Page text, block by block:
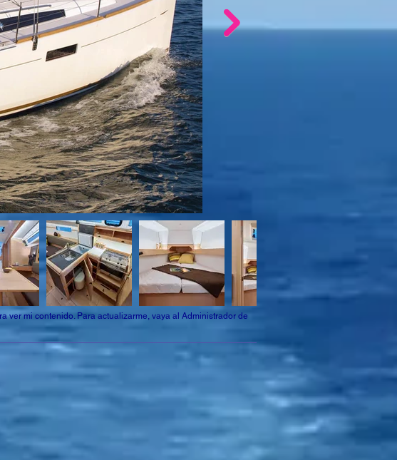
ver mi contenido. Para actualizarme, vaya al Administrador de